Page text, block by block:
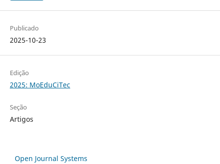
Publicado
2025-10-23
Edição
2025: MoEduCiTec
Seção
Artigos
Open Journal Systems